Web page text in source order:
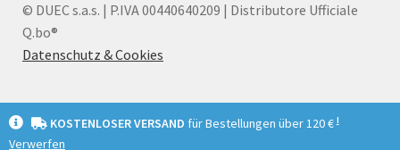
© DUEC s.a.s. | P.IVA 00440640209 | Distributore Ufficiale
Q.bo®
Datenschutz & Cookies
KOSTENLOSER VERSAND für Bestellungen über 120 €I
Verwerfen